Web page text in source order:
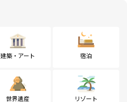
建築・アート 宿泊
世界遺産 リゾート